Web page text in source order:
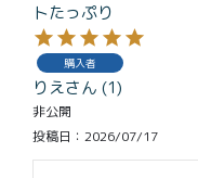
トたっぷり
購入者
りえ 1
非公開
投稿日
2026/07/17